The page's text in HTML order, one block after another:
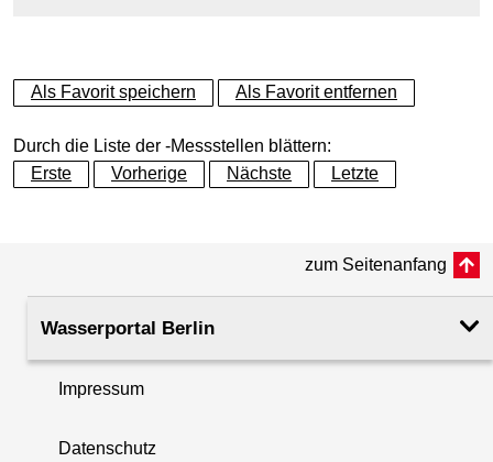
+
−
Als Favorit speichern Als Favorit entfernen
Durch die Liste der -Messstellen blättern:
Erste
Vorherige Nächste Letzte
zum Seitenanfang
Wasserportal Berlin
Impressum
Datenschutz